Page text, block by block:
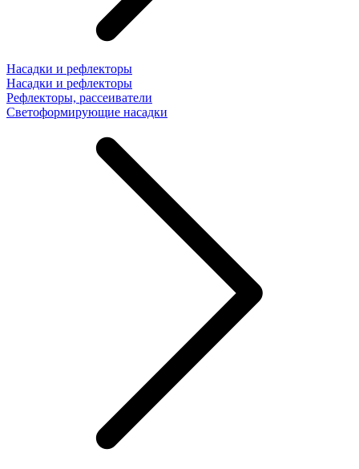
Насадки и рефлекторы
Насадки и рефлекторы
Рефлекторы, рассеиватели
Светоформирующие насадки